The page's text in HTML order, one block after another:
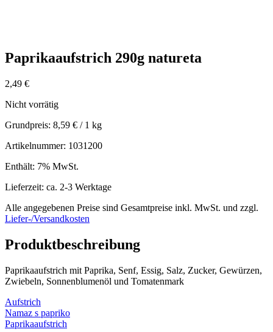
Paprikaaufstrich 290g natureta
2,49 €
Nicht vorrätig
Grundpreis: 8,59 € / 1 kg
Artikelnummer: 1031200
Enthält: 7% MwSt.
Lieferzeit: ca. 2-3 Werktage
Alle angegebenen Preise sind Gesamtpreise inkl. MwSt. und zzgl.
Liefer-/Versandkosten
Produktbeschreibung
Paprikaaufstrich mit Paprika, Senf, Essig, Salz, Zucker, Gewürzen,
Zwiebeln, Sonnenblumenöl und Tomatenmark
Aufstrich
Namaz s papriko
Paprikaaufstrich